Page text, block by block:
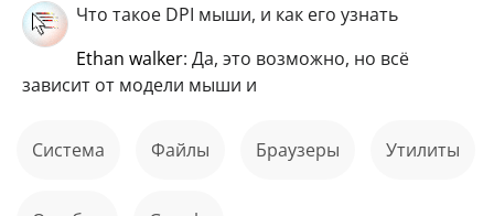
Что такое DPI мыши, и как его узнать
ethan walker: Да, это возможно, но всё
зависит от модели мыши и
Система файлы Браузеры Утилиты